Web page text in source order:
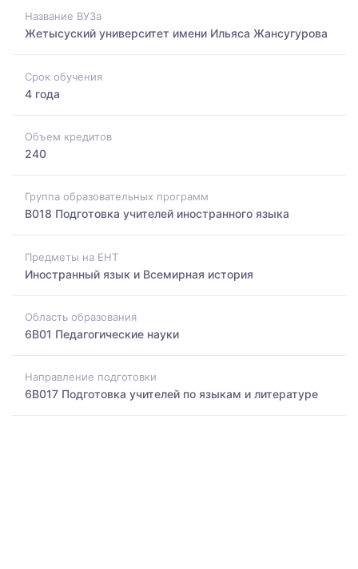
Название ВУЗа
Жетысуский университет имени Ильяса Жансугурова
Срок обучения
4 года
Объем кредитов
240
Группа образовательных программ
B018 Подготовка учителей иностранного языка
Предметы на ЕНТ
Иностранный язык и Всемирная история
Область образования
6B01 Педагогические науки
Направление подготовки
6B017 Подготовка учителей по языкам и литературе